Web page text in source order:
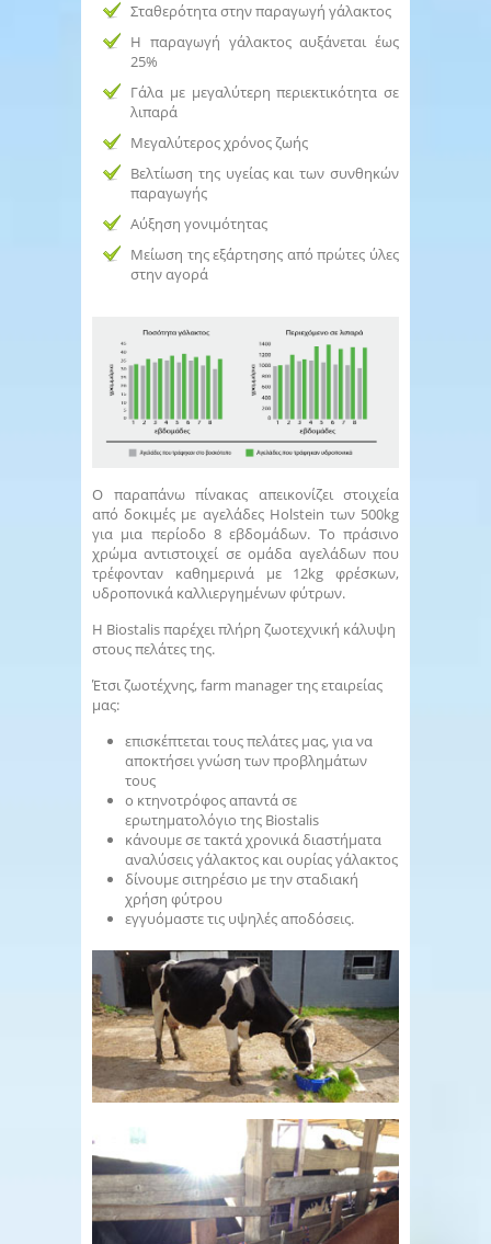
Σταθερότητα στην παραγωγή γάλακτος
Η παραγωγή γάλακτος αυξάνεται έως
25%
Γάλα με μεγαλύτερη περιεκτικότητα σε
λιπαρά
Μεγαλύτερος χρόνος ζωής
Βελτίωση της υγείας και των συνθηκών
παραγωγής
Αύξηση γονιμότητας
Μείωση της εξάρτησης από πρώτες ύλες
στην αγορά
Ο παραπάνω πίνακας απεικονίζει στοιχεία
από δοκιμές με αγελάδες Holstein των 500kg
για μια περίοδο 8 εβδομάδων. Το πράσινο
χρώμα αντιστοιχεί σε ομάδα αγελάδων που
τρέφονταν καθημερινά με 12kg φρέσκων,
υδροπονικά καλλιεργημένων φύτρων.
Η Biostalis παρέχει πλήρη ζωοτεχνική κάλυψη
στους πελάτες της.
Έτσι ζωοτέχνης, farm manager της εταιρείας
μας:
επισκέπτεται τους πελάτες μας, για να
αποκτήσει γνώση των προβλημάτων
τους
ο κτηνοτρόφος απαντά σε
ερωτηματολόγιο της Biostalis
κάνουμε σε τακτά χρονικά διαστήματα
αναλύσεις γάλακτος και ουρίας γάλακτος
δίνουμε σιτηρέσιο με την σταδιακή
χρήση φύτρου
εγγυόμαστε τις υψηλές αποδόσεις.